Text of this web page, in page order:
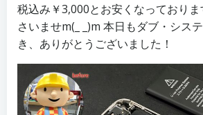
税込み￥3,000とお安くなっており
さいませm(_ _)m 本日もダブ・シス
き、ありがとうございました！